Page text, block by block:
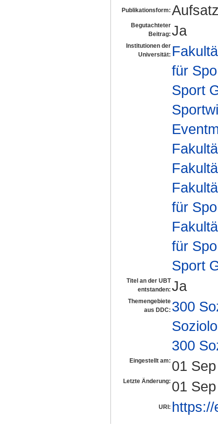
Publikationsform:
Begutachteter
Beitrag: Ja
Institutionen der
Universität:
für
Sport
für
für
Sport
Titel an der UBT
entstanden: Ja
Themengebiete
aus DDC: 300
300
Eingestellt am: 01
Letzte Änderung: 01
URI: